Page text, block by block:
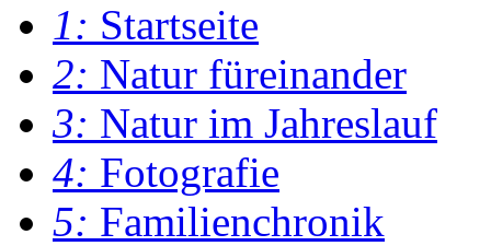
1: Startseite
2: Natur füreinander
3: Natur im Jahreslauf
4: Fotografie
5: Familienchronik